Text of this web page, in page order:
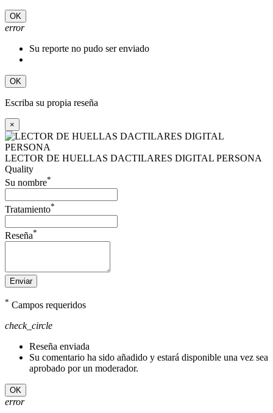
OK
error
Su reporte no pudo ser enviado
OK
Escriba su propia reseña
×
LECTOR DE HUELLAS DACTILARES DIGITAL PERSONA
Quality
Su nombre*
Tratamiento*
Reseña*
Enviar
* Campos requeridos
check_circle
Reseña enviada
Su comentario ha sido añadido y estará disponible una vez sea
aprobado por un moderador.
OK
error